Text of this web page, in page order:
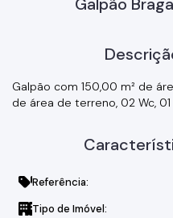
Galpão com 150,00 m² de
de área de terreno, 02 Wc,
Referência:
Tipo de Imóvel: